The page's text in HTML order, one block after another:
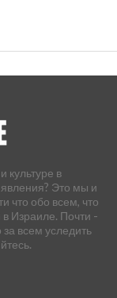
культуре в
Это мы и
что обо всем, что
в Израиле. Почти -
за всем уследить